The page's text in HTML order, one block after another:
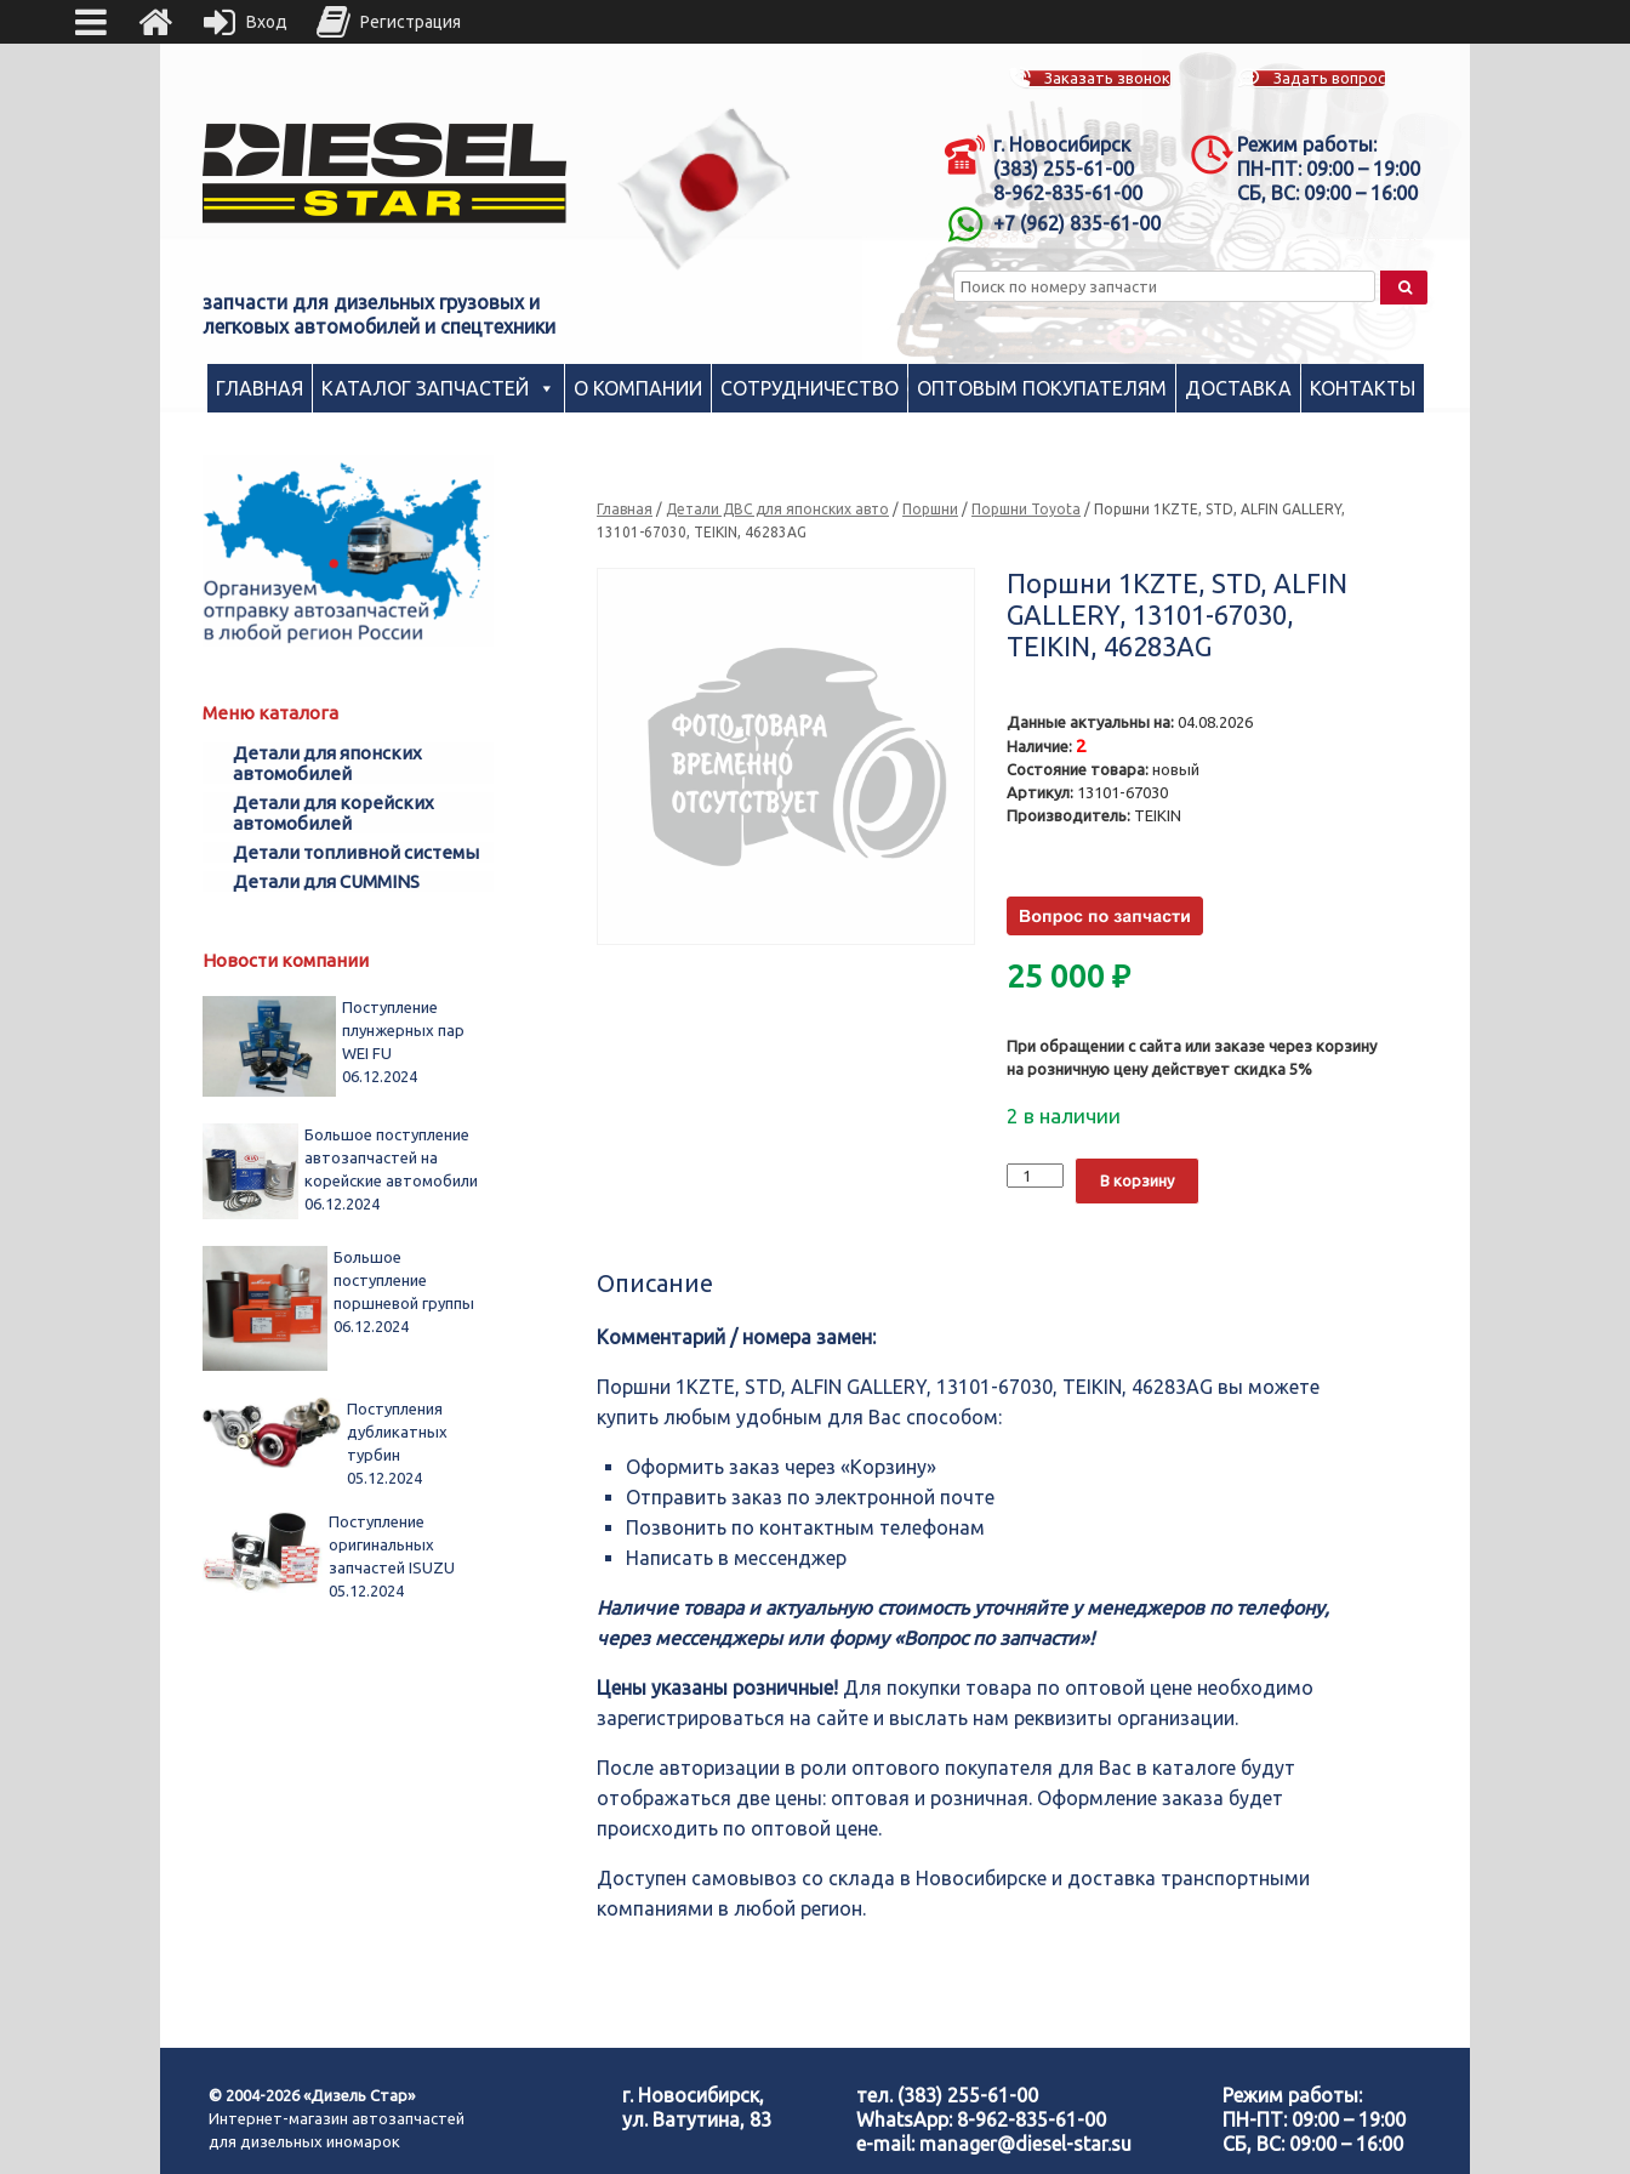
запчасти для дизельных грузовых и
легковых автомобилей и спецтехники
Заказать звонок Задать вопрос
г. Новосибирск
(383) 255-61-00
8-962-835-61-00
+7 (962) 835-61-00
Режим работы:
ПН-ПТ: 09:00 – 19:00
СБ, ВС: 09:00 – 16:00
ГЛАВНАЯ КАТАЛОГ ЗАПЧАСТЕЙ О КОМПАНИИ СОТРУДНИЧЕСТВО ОПТОВЫМ ПОКУПАТЕЛЯМ ДОСТАВКА КОНТАКТЫ
Главная / Детали ДВС для японских авто /Поршни /Поршни Toyota / Поршни 1KZTE, STD, ALFIN GALLERY,
13101-67030, TEIKIN, 46283AG
Поршни 1KZTE, STD, ALFIN
GALLERY, 13101-67030,
TEIKIN, 46283AG
Данные актуальны на: 04.08.2026
Наличие: 2
Состояние товара: новый
Артикул: 13101-67030
Производитель: TEIKIN
25 000₽
При обращении с сайта или заказе через корзину
на розничную цену действует скидка 5%
2 в наличии
Количество
Поршни
В корзину
Описание
Комментарий / номера замен:
Поршни 1KZTE, STD, ALFIN GALLERY, 13101-67030, TEIKIN, 46283AG вы можете
купить любым удобным для Вас способом:
Оформить заказ через «Корзину»
Отправить заказ по электронной почте
Позвонить по контактным телефонам
Написать в мессенджер
Наличие товара и актуальную стоимость уточняйте у менеджеров по телефону,
через мессенджеры или форму «Вопрос по запчасти»!
Цены указаны розничные! Для покупки товара по оптовой цене необходимо
зарегистрироваться на сайте и выслать нам реквизиты организации.
После авторизации в роли оптового покупателя для Вас в каталоге будут
отображаться две цены: оптовая и розничная. Оформление заказа будет
происходить по оптовой цене.
Доступен самовывоз со склада в Новосибирске и доставка транспортными
компаниями в любой регион.
Меню каталога
Детали для японских
автомобилей
Детали для корейских
автомобилей
Детали топливной системы
Детали для CUMMINS
Новости компании
Поступление
плунжерных пар
WEI FU
06.12.2024
Большое поступление
автозапчастей на
корейские автомобили
06.12.2024
Большое
поступление
поршневой группы
06.12.2024
Поступления
дубликатных
турбин
05.12.2024
Поступление
оригинальных
запчастей ISUZU
05.12.2024
© 2004-2026 «Дизель Стар»
Интернет-магазин автозапчастей
для дизельных иномарок
г. Новосибирск,
ул. Ватутина, 83
тел. (383) 255-61-00
WhatsApp: 8-962-835-61-00
e-mail: manager@diesel-star.su
Режим работы:
ПН-ПТ: 09:00 – 19:00
СБ, ВС: 09:00 – 16:00
Вход Регистрация